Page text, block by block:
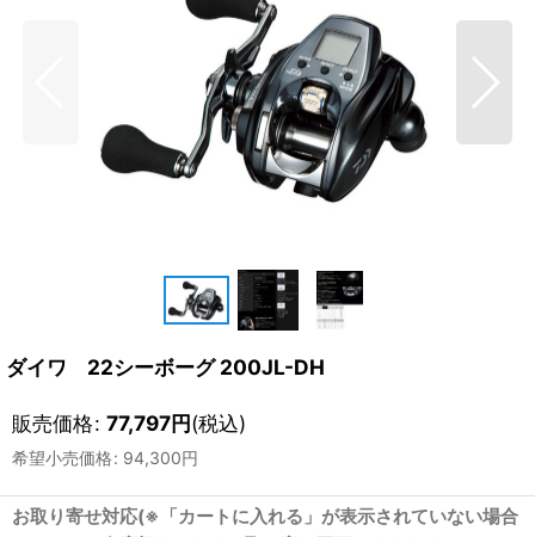
ダイワ 22シーボーグ 200JL-DH
販売価格: 77,797円(税込)
希望小売価格: 94,300円
お取り寄せ対応(※「カートに入れる」が表示されていない場合